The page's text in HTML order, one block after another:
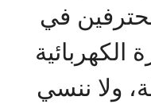
في
ولا ننسي